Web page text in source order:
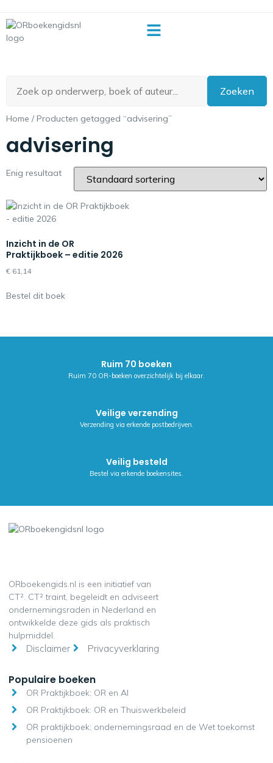
Zoeken
Home / Producten getagged “advisering”
advisering
Enig resultaat
Inzicht in de OR
Praktijkboek – editie 2026
€ 61,14
Bestel dit boek
Ruim 70 boeken
Ruim 70 OR-boeken overzichtelijk bij elkaar.
Veilige verzending
Verzending via erkende postbedrijven.
Veilig besteld
Bestel via erkende boekensites.
ORboekengids.nl is een initiatief van
CT². CT² traint, begeleidt en adviseert
ondernemingsraden in Nederland en
ontwikkelde deze gids als praktisch
hulpmiddel.
Disclaimer Privacyverklaring
Populaire boeken
OR Praktijkboek: OR en AI
OR Praktijkboek: OR en Thuiswerkbeleid
OR praktijkboek: ondernemingsraad en de Wet toekomst
pensioenen